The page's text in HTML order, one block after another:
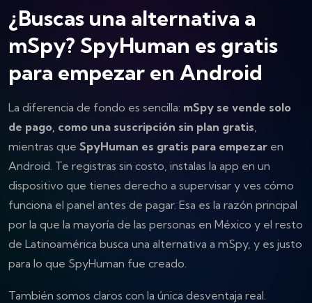
¿Buscas una alternativa a
mSpy? SpyHuman es gratis
para empezar en Android
La diferencia de fondo es sencilla: mSpy se vende solo
de pago, como una suscripción sin plan gratis,
mientras que SpyHuman es gratis para empezar en
Android. Te registras sin costo, instalas la app en un
dispositivo que tienes derecho a supervisar y ves cómo
funciona el panel antes de pagar. Esa es la razón principal
por la que la mayoría de las personas en México y el resto
de Latinoamérica busca una alternativa a mSpy, y es justo
para lo que SpyHuman fue creado.
También somos claros con la única desventaja real.